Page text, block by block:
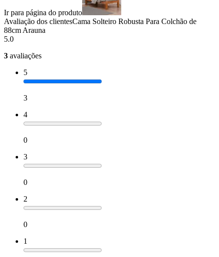
Ir para página do produto
Avaliação dos clientesCama Solteiro Robusta Para Colchão de
88cm Arauna
5.0
3 avaliações
5
3
4
0
3
0
2
0
1